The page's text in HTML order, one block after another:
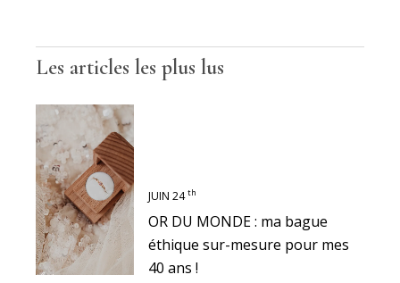
Les articles les plus lus
JUIN 24 th
OR DU MONDE : ma bague
éthique sur-mesure pour mes
40 ans !